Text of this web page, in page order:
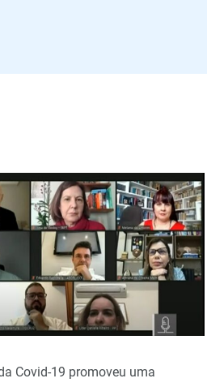
Covid-19 promoveu uma